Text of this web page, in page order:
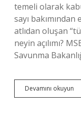
temeli olarak
sayı
atlıdan oluşan
neyin açılımı?
Savunma
Devamını okuyun